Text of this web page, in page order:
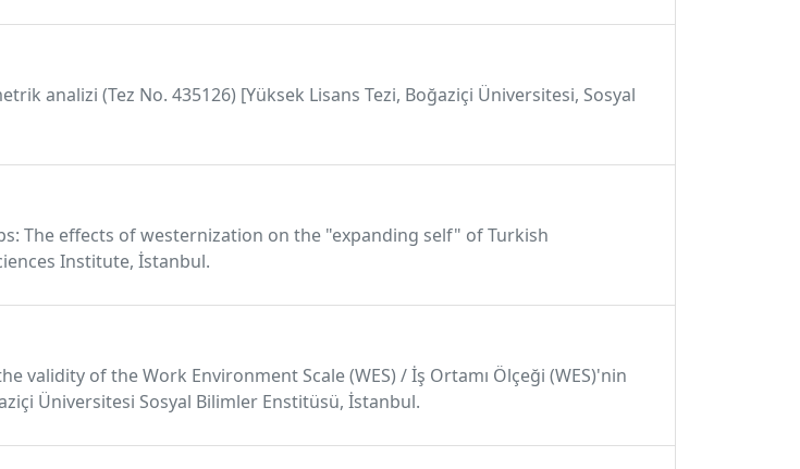
analizi (Tez No. 435126) [Yüksek Lisans Tezi, Boğaziçi Üniversitesi, Sosyal
The effects of westernization on the "expanding self" of Turkish
Institute, İstanbul.
validity of the Work Environment Scale (WES) / İş Ortamı Ölçeği (WES)'nin
Üniversitesi Sosyal Bilimler Enstitüsü, İstanbul.